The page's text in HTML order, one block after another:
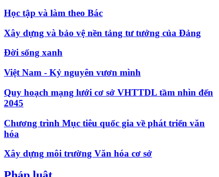
Học tập và làm theo Bác
Xây dựng và bảo vệ nền tảng tư tưởng của Đảng
Đời sống xanh
Việt Nam - Kỷ nguyên vươn mình
Quy hoạch mạng lưới cơ sở VHTTDL tầm nhìn đến
2045
Chương trình Mục tiêu quốc gia về phát triển văn
hóa
Xây dựng môi trường Văn hóa cơ sở